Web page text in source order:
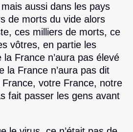
aussi dans les pays
de morts du vide alors
ces milliers de morts, ce
vôtres, en partie les
France n’aura pas élevé
la France n’aura pas dit
votre France, notre
fait passer les gens avant